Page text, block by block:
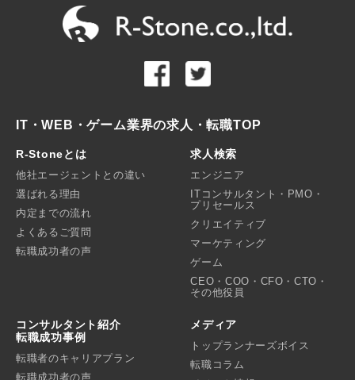
IT・WEB・ゲーム業界の求人・転職TOP
R-Stoneとは
他社エージェントとの違い
選ばれる理由
内定までの流れ
よくあるご質問
転職成功者の声
求人検索
エンジニア
ITコンサルタント・PMO・
プリセールス
クリエイティブ
マーケティング
ゲーム
CEO・COO・CFO・CTO・
その他役員
コンサルタント紹介
転職成功事例
転職者のキャリアプラン
転職成功者の声
メディア
トップランナーズボイス
転職コラム